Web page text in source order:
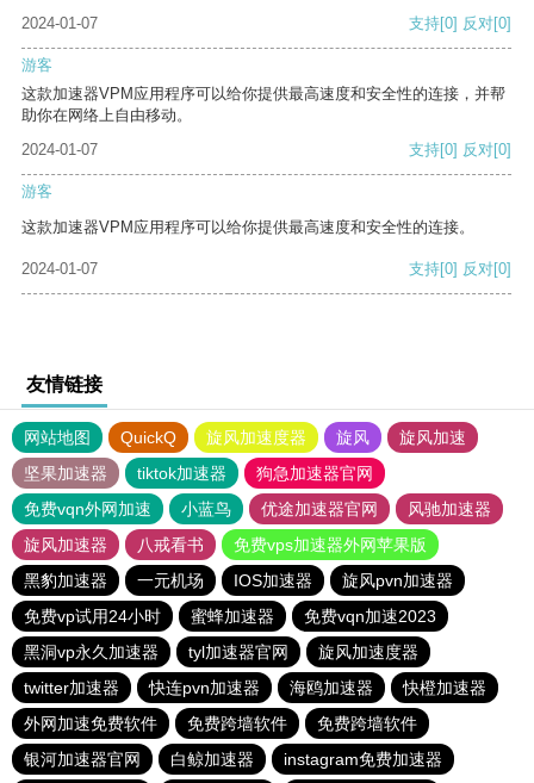
2024-01-07
支持[0] 反对[0]
游客
这款加速器VPM应用程序可以给你提供最高速度和安全性的连接，并帮
助你在网络上自由移动。
2024-01-07
支持[0] 反对[0]
游客
这款加速器VPM应用程序可以给你提供最高速度和安全性的连接。
2024-01-07 支持[0] 反对[0]
友情链接
网站地图 QuickQ 旋风加速度器 旋风
旋风加速
坚果加速器
tiktok加速器
狗急加速器官网
免费vqn外网加速
小蓝鸟 优途加速器官网
风驰加速器
旋风加速器
八戒看书
免费vps加速器外网苹果版
黑豹加速器
一元机场 IOS加速器
旋风pvn加速器
免费vp试用24小时
蜜蜂加速器
免费vqn加速2023
黑洞vp永久加速器
tyl加速器官网
旋风加速度器
twitter加速器
快连pvn加速器 海鸥加速器
快橙加速器
外网加速免费软件
免费跨墙软件
免费跨墙软件
银河加速器官网
白鲸加速器 instagram免费加速器